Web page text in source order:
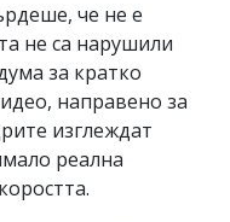
че не е
не са нарушили
за кратко
направено за
изглеждат
реална